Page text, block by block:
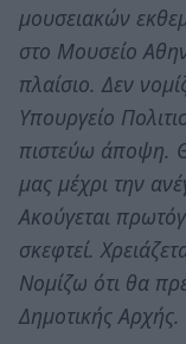
μουσειακών
στο Μουσείο
πλαίσιο. Δεν
Υπουργείο
πιστεύω άποψη.
μας μέχρι την
Ακούγεται
σκεφτεί.
Νομίζω ότι θα
Δημοτικής Αρχής.